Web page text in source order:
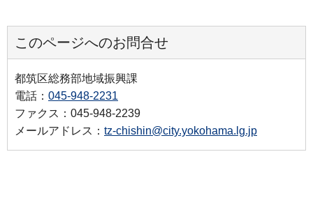
このページへのお問合せ
都筑区総務部地域振興課
電話： 045-948-2231
ファクス：045-948-2239
メールアドレス： tz-chishin@city.yokohama.lg.jp